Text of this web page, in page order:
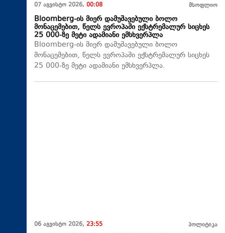
07 აგვისტო 2026, 00:08 მსოფლიო
Bloomberg-ის მიერ დამუშავებული ბოლო
მონაცემებით, წელს ევროპაში ექსტრემალურ სიცხეს
25 000-ზე მეტი ადამიანი ემსხვერპლა
Bloomberg-ის მიერ დამუშავებული ბოლო
მონაცემებით, წელს ევროპაში ექსტრემალურ სიცხეს
25 000-ზე მეტი ადამიანი ემსხვერპლა.
06 აგვისტო 2026, 23:55 პოლიტიკა